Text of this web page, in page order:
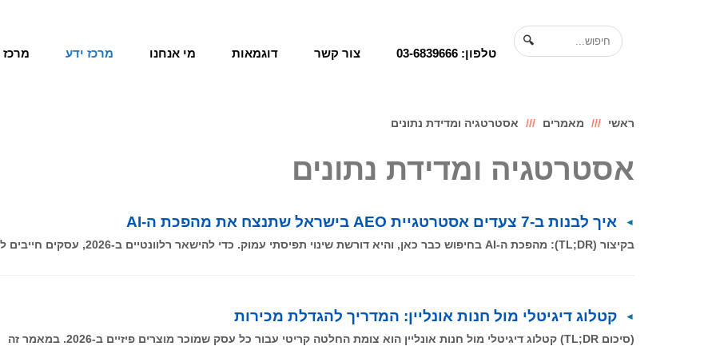
מרכז ידע מי אנחנו דוגמאות צור קשר טלפון: 03-6839666
🔍
ראשי מאמרים אסטרטגיה ומדידת נתונים
אסטרטגיה ומדידת נתונים
איך לבנות ב-7 צעדים אסטרטגיית AEO בישראל שתנצח את מהפכת ה-AI
בקיצור (TL;DR): מהפכת ה-AI בחיפוש כבר כאן, והיא דורשת שינוי תפיסתי עמוק. כדי להישאר רלוונטיים ב-2026, עסקים חייבים לנטוש את
קטלוג דיגיטלי מול חנות אונליין: המדריך להגדלת מכירות
(סיכום TL;DR) קטלוג דיגיטלי מול חנות אונליין הוא צומת החלטה קריטי עבור כל עסק שמוכר מוצרים פיזיים ב-2026. במאמר זה